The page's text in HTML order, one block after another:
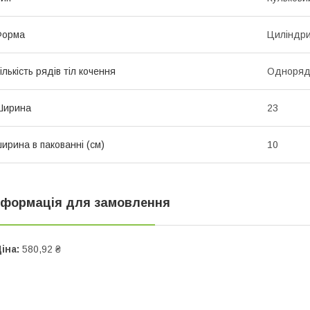
рядів тіл кочення
23
в пакованні (см) 10
для замовлення
580,92 ₴